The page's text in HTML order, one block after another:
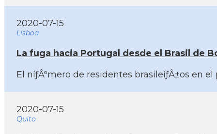
2020-07-15
Lisboa
La fuga hacia Portugal desde el Brasil de
El níƒÂºmero de residentes brasileíƒÂ±os en
2020-07-15
Quito